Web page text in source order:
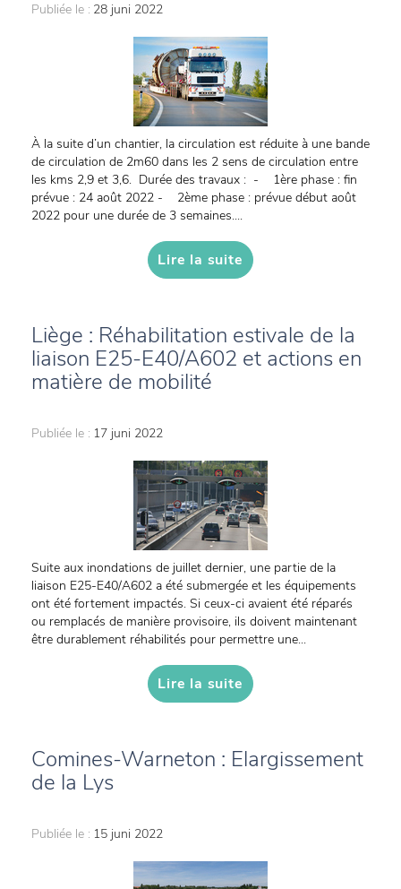
Publiée le : 28 juni 2022
À la suite d’un chantier, la circulation est réduite à une bande
de circulation de 2m60 dans les 2 sens de circulation entre
les kms 2,9 et 3,6. Durée des travaux : - 1ère phase : fin
prévue : 24 août 2022 - 2ème phase : prévue début août
2022 pour une durée de 3 semaines....
Lire la suite
Liège : Réhabilitation estivale de la
liaison E25-E40/A602 et actions en
matière de mobilité
Publiée le : 17 juni 2022
Suite aux inondations de juillet dernier, une partie de la
liaison E25-E40/A602 a été submergée et les équipements
ont été fortement impactés. Si ceux-ci avaient été réparés
ou remplacés de manière provisoire, ils doivent maintenant
être durablement réhabilités pour permettre une...
Lire la suite
Comines-Warneton : Elargissement
de la Lys
Publiée le : 15 juni 2022